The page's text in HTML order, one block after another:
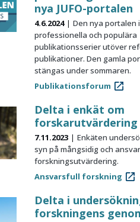
nya JUFO-portalen
4.6.2024
Den nya portalen
professionella och populära
publikationsserier utöver
publikationer. Den gamla
stängas under sommaren.
Publikationsforum
Delta i enkät om
forskarutvärdering
7.11.2023
Enkäten
syn på mångsidig och
forskningsutvärdering.
Ansvarsfull forskning
Delta i
forskningens